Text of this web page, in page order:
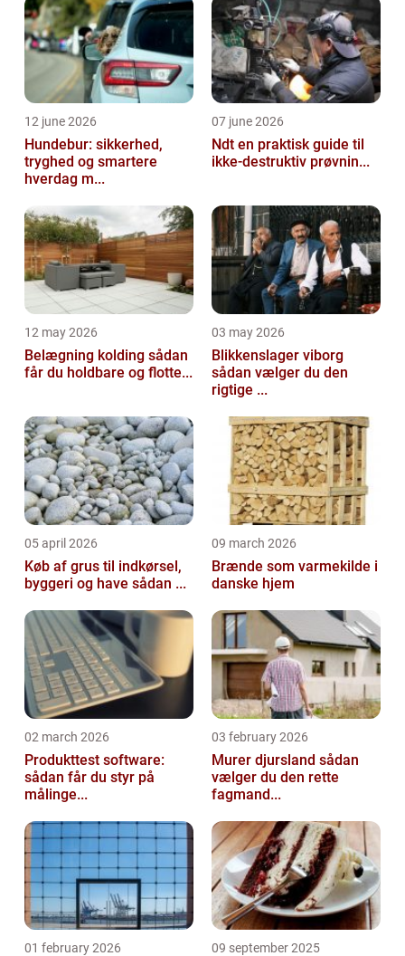
12 june 2026
Hundebur: sikkerhed,
tryghed og smartere
hverdag m...
07 june 2026
Ndt en praktisk guide til
ikke-destruktiv prøvnin...
12 may 2026
Belægning kolding sådan
får du holdbare og flotte...
03 may 2026
Blikkenslager viborg
sådan vælger du den
rigtige ...
05 april 2026
Køb af grus til indkørsel,
byggeri og have sådan ...
09 march 2026
Brænde som varmekilde i
danske hjem
02 march 2026
Produkttest software:
sådan får du styr på
målinge...
03 february 2026
Murer djursland sådan
vælger du den rette
fagmand...
01 february 2026 09 september 2025